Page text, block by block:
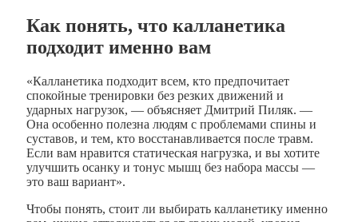
Как понять, что калланетика
подходит именно вам
«Калланетика подходит всем, кто предпочитает
спокойные тренировки без резких движений и
ударных нагрузок, — объясняет Дмитрий Пиляк. —
Она особенно полезна людям с проблемами спины и
суставов, и тем, кто восстанавливается после травм.
Если вам нравится статическая нагрузка, и вы хотите
улучшить осанку и тонус мышц без набора массы —
это ваш вариант».
Чтобы понять, стоит ли выбирать калланетику именно